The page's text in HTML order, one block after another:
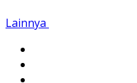
Lainnya